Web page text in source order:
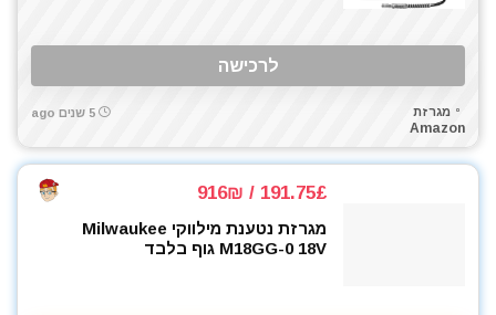
מטען סוללות לרכב
מטענים
מטר
מכונת חיתוך אריחים
מכונת צביעה אירלס
לרכישה
מגרזת
Amazon
5 שנים ago
191.75£ / 916₪
מגרזת נטענת מילווקי Milwaukee
M18GG-0 18V גוף בלבד